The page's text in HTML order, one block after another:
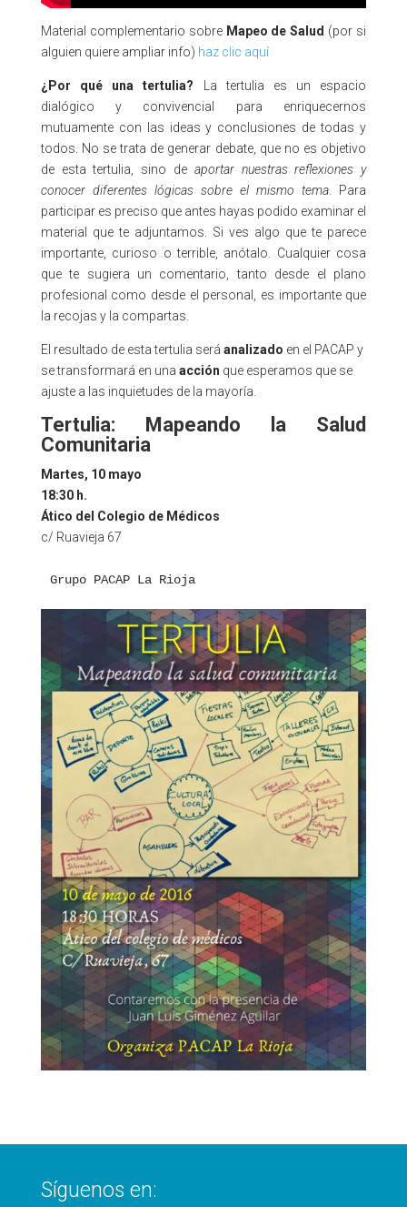
Material complementario sobre Mapeo de Salud (por si
alguien quiere ampliar info) haz clic aquí
¿Por qué una tertulia?
La tertulia es un espacio
dialógico y convivencial para enriquecernos
mutuamente con las ideas y conclusiones de todas y
todos. No se trata de generar debate, que no es objetivo
de esta tertulia, sino de aportar nuestras reflexiones y
conocer diferentes lógicas sobre el mismo tema . Para
participar es preciso que antes hayas podido examinar el
material que te adjuntamos. Si ves algo que te parece
importante, curioso o terrible, anótalo. Cualquier cosa
que te sugiera un comentario, tanto desde el plano
profesional como desde el personal, es importante que
la recojas y la compartas.
El resultado de esta tertulia será analizado en el PACAP y
se transformará en una acción que esperamos que se
ajuste a las inquietudes de la mayoría.
Tertulia: Mapeando la Salud
Comunitaria
Martes, 10 mayo
18:30 h.
Ático del Colegio de Médicos
c/ Ruavieja 67
Grupo PACAP La Rioja
Síguenos en: